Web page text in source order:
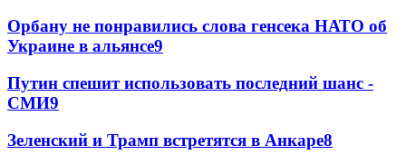
Орбану не понравились слова генсека НАТО об
Украине в альянсе9
Путин спешит использовать последний шанс -
СМИ9
Зеленский и Трамп встретятся в Анкаре8